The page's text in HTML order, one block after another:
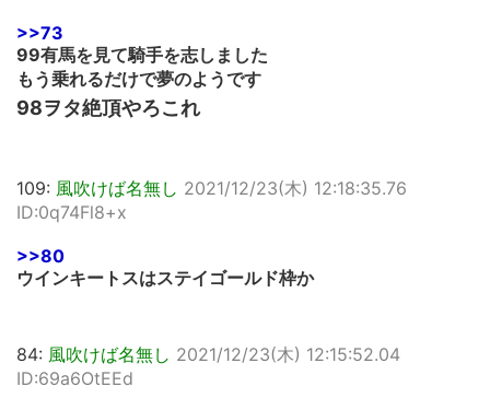
>>73
99有馬を見て騎手を志しました
もう乗れるだけで夢のようです
98ヲタ絶頂やろこれ
109: 風吹けば名無し 2021/12/23(木) 12:18:35.76
ID:0q74Fl8+x
>>80
ウインキートスはステイゴールド枠か
84: 風吹けば名無し 2021/12/23(木) 12:15:52.04
ID:69a6OtEEd